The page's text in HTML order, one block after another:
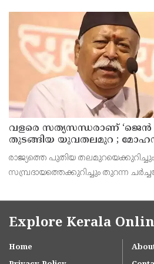
വളരെ സത്യസന്ധരാണ് ‘ജെൻ
തുടങ്ങിയ യുവതലമുറ ;
രാജ്യത്തെ പുതിയ തലമുറയെക്കുറിച്ചും
സമ്പ്രദായത്തെക്കുറിച്ചും തുറന്ന
മോഹൻ ഭാഗവത് രംഗത്ത്. നിലവിലെ
Explore Kerala
Home